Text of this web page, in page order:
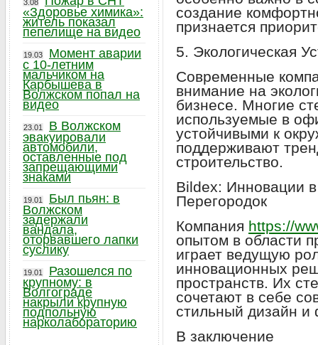
создание
признается
5. Экологическая
Современные
внимание на
бизнесе. Многие
используемые в
устойчивыми к
поддерживают
строительство.
Bildex: Инновации
Перегородок
Компания https://
опытом в области
играет ведущую
инновационных
пространств. Их
сочетают в себе
стильный дизайн и
В заключение
3.08
«Здоровье химика»:
житель показал
пепелище на видео
19.03
Момент аварии
с 10-летним
мальчиком на
Карбышева в
Волжском попал на
видео
23.01
В Волжском
эвакуировали
автомобили,
оставленные под
запрещающими
знаками
19.01
Был пьян: в
Волжском
задержали
вандала,
оторвавшего лапки
суслику
19.01
Разошелся по
крупному: в
Волгограде
накрыли крупную
подпольную
нарколабораторию